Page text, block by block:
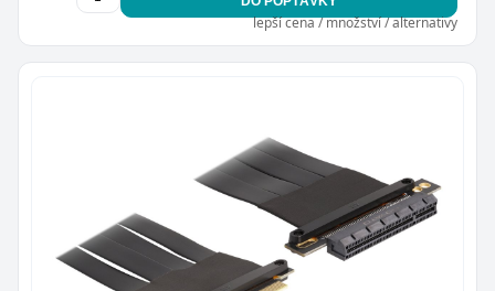
lepší cena / množství / alternativy